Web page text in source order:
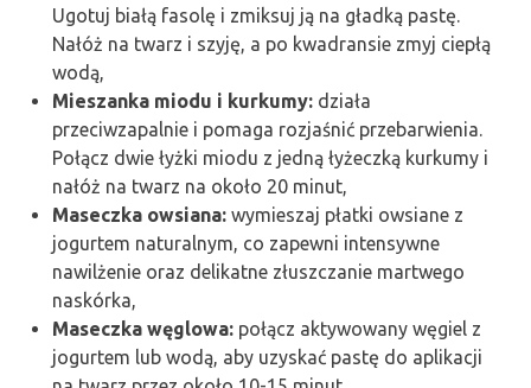
Ugotuj białą fasolę i zmiksuj ją na gładką pastę.
Nałóż na twarz i szyję, a po kwadransie zmyj ciepłą
wodą,
Mieszanka miodu i kurkumy: działa
przeciwzapalnie i pomaga rozjaśnić przebarwienia.
Połącz dwie łyżki miodu z jedną łyżeczką kurkumy i
nałóż na twarz na około 20 minut,
Maseczka owsiana: wymieszaj płatki owsiane z
jogurtem naturalnym, co zapewni intensywne
nawilżenie oraz delikatne złuszczanie martwego
naskórka,
Maseczka węglowa: połącz aktywowany węgiel z
jogurtem lub wodą, aby uzyskać pastę do aplikacji